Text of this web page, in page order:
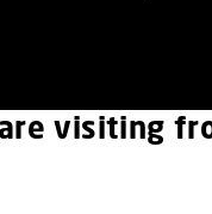
visiting